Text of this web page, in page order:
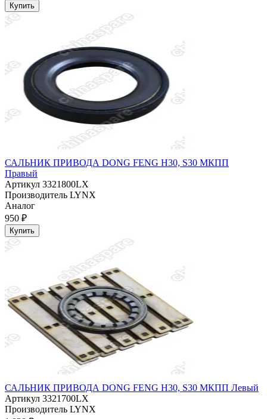
Купить
САЛЬНИК ПРИВОДА DONG FENG Н30, S30 МКПП
Правый
Артикул 3321800LX
Производитель LYNX
Аналог
950 ₽
Купить
САЛЬНИК ПРИВОДА DONG FENG Н30, S30 МКПП Левый
Артикул 3321700LX
Производитель LYNX